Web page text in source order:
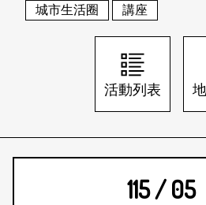
刊物索取地點
刊登活動
日本語
城市生活圈
講座
活動列表
115 / 05